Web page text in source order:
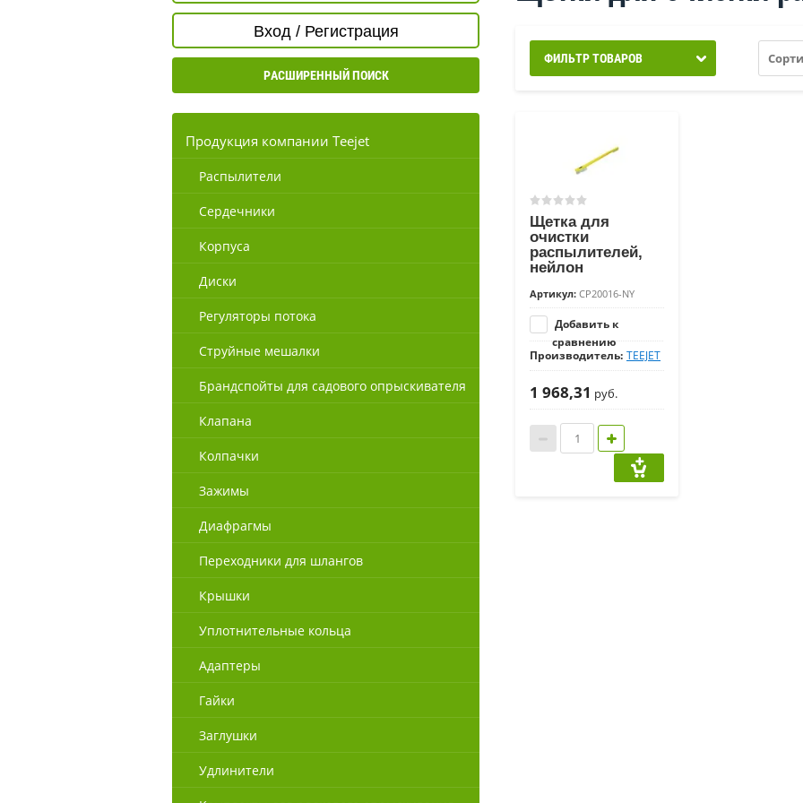
Вход / Регистрация
РАСШИРЕННЫЙ ПОИСК
Продукция компании Teejet
Распылители
Сердечники
Корпуса
Диски
Регуляторы потока
Струйные мешалки
Брандспойты для садового опрыскивателя
Клапана
Колпачки
Зажимы
Диафрагмы
Переходники для шлангов
Крышки
Уплотнительные кольца
Адаптеры
Гайки
Заглушки
Удлинители
ФИЛЬТР ТОВАРОВ
Щетка для
очистки
распылителей,
нейлон
Артикул: CP20016-NY
Добавить к
сравнению
Производитель: TEEJET
1 968,31 руб.